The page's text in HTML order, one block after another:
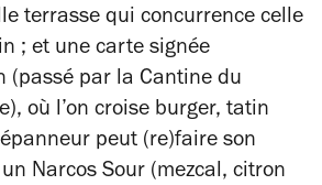
terrasse qui concurrence celle
; et une carte signée
(passé par la Cantine du
où l’on croise burger, tatin
peut (re)faire son
Narcos Sour (mezcal, citron